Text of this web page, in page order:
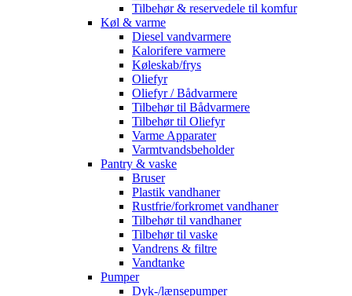
Tilbehør & reservedele til komfur
Køl & varme
Diesel vandvarmere
Kalorifere varmere
Køleskab/frys
Oliefyr
Oliefyr / Bådvarmere
Tilbehør til Bådvarmere
Tilbehør til Oliefyr
Varme Apparater
Varmtvandsbeholder
Pantry & vaske
Bruser
Plastik vandhaner
Rustfrie/forkromet vandhaner
Tilbehør til vandhaner
Tilbehør til vaske
Vandrens & filtre
Vandtanke
Pumper
Dyk-/lænsepumper